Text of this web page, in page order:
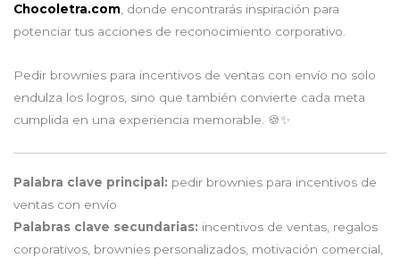
Chocoletra.com , donde encontrarás inspiración para
potenciar tus acciones de reconocimiento corporativo.
Pedir brownies para incentivos de ventas con envío no solo
endulza los logros, sino que también convierte cada meta
cumplida en una experiencia memorable. 🍪✨
Palabra clave principal: pedir brownies para incentivos de
ventas con envío
Palabras clave secundarias: incentivos de ventas, regalos
corporativos, brownies personalizados, motivación comercial,